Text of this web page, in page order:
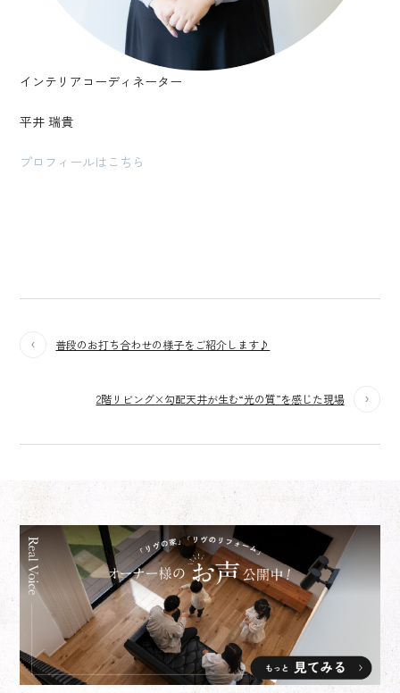
インテリアコーディネーター
平井 瑞貴
プロフィールはこちら
普段のお打ち合わせの様子をご紹介します♪
2階リビング×勾配天井が生む“光の質”を感じた現場